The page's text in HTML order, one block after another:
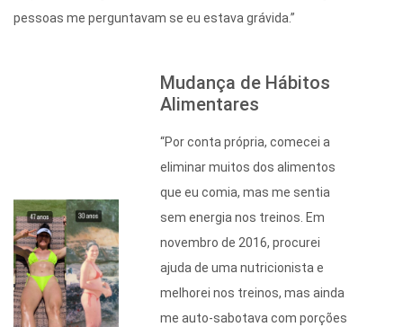
pessoas me perguntavam se eu estava grávida.”
Mudança de Hábitos
Alimentares
“Por conta própria, comecei a
eliminar muitos dos alimentos
que eu comia, mas me sentia
sem energia nos treinos. Em
novembro de 2016, procurei
ajuda de uma nutricionista e
melhorei nos treinos, mas ainda
me auto-sabotava com porções